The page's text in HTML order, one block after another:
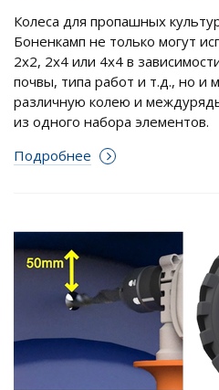
Колеса для пропашных
Боненкамп не только могут
2х2, 2х4 или 4х4 в
почвы, типа работ и т.д., но и
различную колею и
из одного набора элементов.
Подробнее